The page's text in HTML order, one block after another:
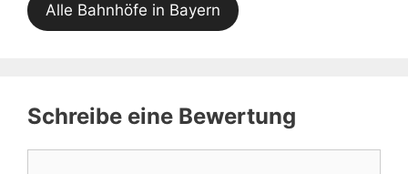
Alle Bahnhöfe in Bayern
Schreibe eine Bewertung